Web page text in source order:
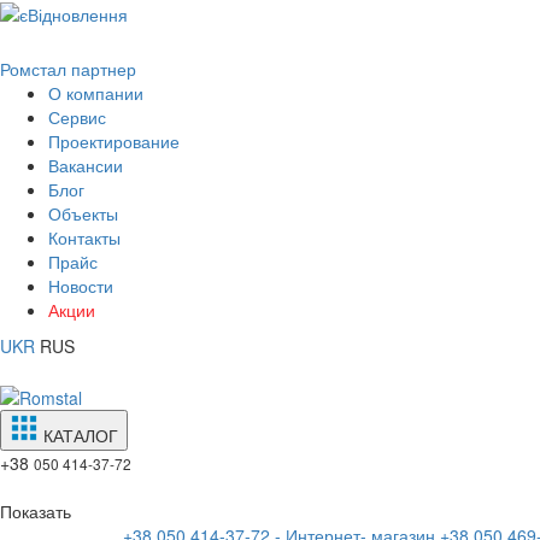
Ромстал партнер
О компании
Сервис
Проектирование
Вакансии
Блог
Объекты
Контакты
Прайс
Новости
Акции
UKR RUS
КАТАЛОГ
+38 050 414-37-72
Показать
+38 050 414-37-72 - Интернет- магазин +38 050